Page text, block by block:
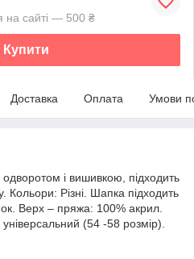
на сайті — 500 ₴
Купити
Доставка Оплата Умови
і вишивкою, підходить
Кольори: Різні. Шапка підходить
Верх – пряжа: 100% акрил.
(54 -58 розмір).